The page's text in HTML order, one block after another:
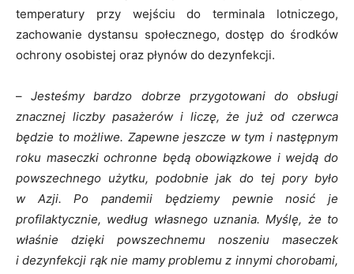
temperatury przy wejściu do terminala lotniczego,
zachowanie dystansu społecznego, dostęp do środków
ochrony osobistej oraz płynów do dezynfekcji.
– Jesteśmy bardzo dobrze przygotowani do obsługi
znacznej liczby pasażerów i liczę, że już od czerwca
będzie to możliwe. Zapewne jeszcze w tym i następnym
roku maseczki ochronne będą obowiązkowe i wejdą do
powszechnego użytku, podobnie jak do tej pory było
w Azji. Po pandemii będziemy pewnie nosić je
profilaktycznie, według własnego uznania. Myślę, że to
właśnie dzięki powszechnemu noszeniu maseczek
i dezynfekcji rąk nie mamy problemu z innymi chorobami,